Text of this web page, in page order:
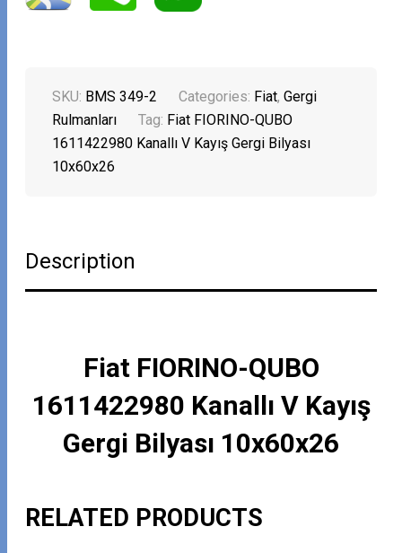
SKU: BMS 349-2 Categories: Fiat,Gergi
Rulmanları
Tag: Fiat FIORINO-QUBO
1611422980 Kanallı V Kayış Gergi Bilyası
10x60x26
Description
Fiat FIORINO-QUBO
1611422980 Kanallı V Kayış
Gergi Bilyası 10x60x26
RELATED PRODUCTS